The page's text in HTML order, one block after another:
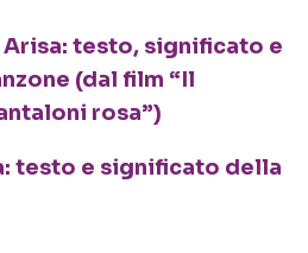
Arisa: testo, significato e
(dal film “Il
rosa”)
testo e significato della